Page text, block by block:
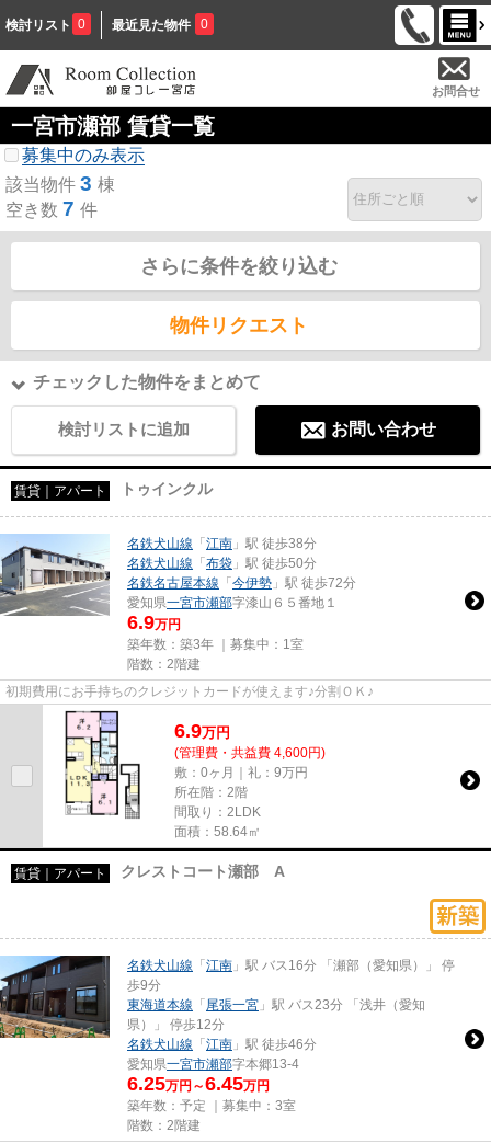
検討リスト 0 最近見た物件 0
お問合せ
一宮市瀬部 賃貸一覧
募集中のみ表示
該当物件 3 棟
空き数 7 件
さらに条件を絞り込む
物件リクエスト
チェックした物件をまとめて
検討リストに追加 お問い合わせ
賃貸｜アパート トゥインクル
名鉄犬山線 「 江南 」駅 徒歩38分
名鉄犬山線 「 布袋 」駅 徒歩50分
名鉄名古屋本線 「 今伊勢 」駅 徒歩72分
愛知県一宮市瀬部字漆山６５番地１
6.9万円
築年数：築3年 ｜募集中： 1室
階数：2階建
初期費用にお手持ちのクレジットカードが使えます♪分割ＯＫ♪
6.9万円
(管理費・共益費 4,600円)
敷：0ヶ月｜礼：9万円
所在階：2階
間取り：2LDK
面積：58.64㎡
賃貸｜アパート クレストコート瀬部 A
名鉄犬山線 「 江南 」駅 バス16分 「瀬部（愛知県）」 停
歩9分
東海道本線 「 尾張一宮 」駅 バス23分 「浅井（愛知
県）」 停歩12分
名鉄犬山線 「 江南 」駅 徒歩46分
愛知県一宮市瀬部字本郷13-4
6.25万円～6.45万円
築年数：予定 ｜募集中： 3室
階数：2階建